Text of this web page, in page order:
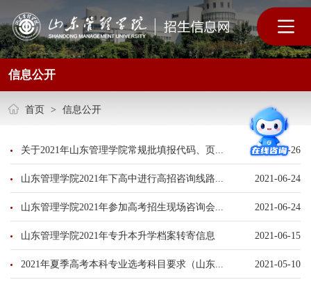
信息公开
首页 > 信息公开
关于2021年山东管理学院常规批填报代码、页... 2021-06-26
山东管理学院2021年下高中进行高招咨询线路... 2021-06-24
山东管理学院2021年参加高考招生现场咨询会... 2021-06-24
山东管理学院2021年专升本升学档案转寄信息 2021-06-15
2021年夏季高考本科专业选考科目要求（山东... 2021-05-10